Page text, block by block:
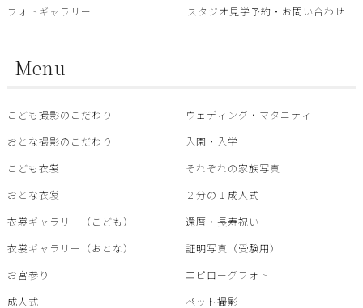
フォトギャラリー
スタジオ見学予約・お問い合わせ
Menu
こども撮影のこだわり
おとな撮影のこだわり
こども衣裳
おとな衣裳
衣裳ギャラリー（こども）
衣裳ギャラリー（おとな）
お宮参り
成人式
ウェディング・マタニティ
入園・入学
それぞれの家族写真
２分の１成人式
還暦・⾧寿祝い
証明写真（受験用）
エピローグフォト
ペット撮影